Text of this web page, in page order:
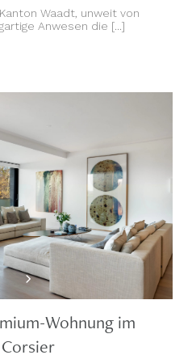
Waadt, unweit von
Anwesen die [...]
Wohnung im